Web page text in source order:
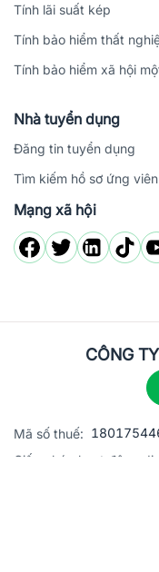
Tính lãi suất kép
Tính bảo hiểm thất
Tính bảo hiểm xã hội
Nhà tuyển dụng
Đăng tin tuyển dụng
Tìm kiếm hồ sơ ứng viên
Mạng xã hội
CÔNG
Mã số thuế:
Giấy phép hoạt động